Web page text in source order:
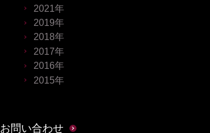
2021年
2019年
2018年
2017年
2016年
2015年
お問い合わせ